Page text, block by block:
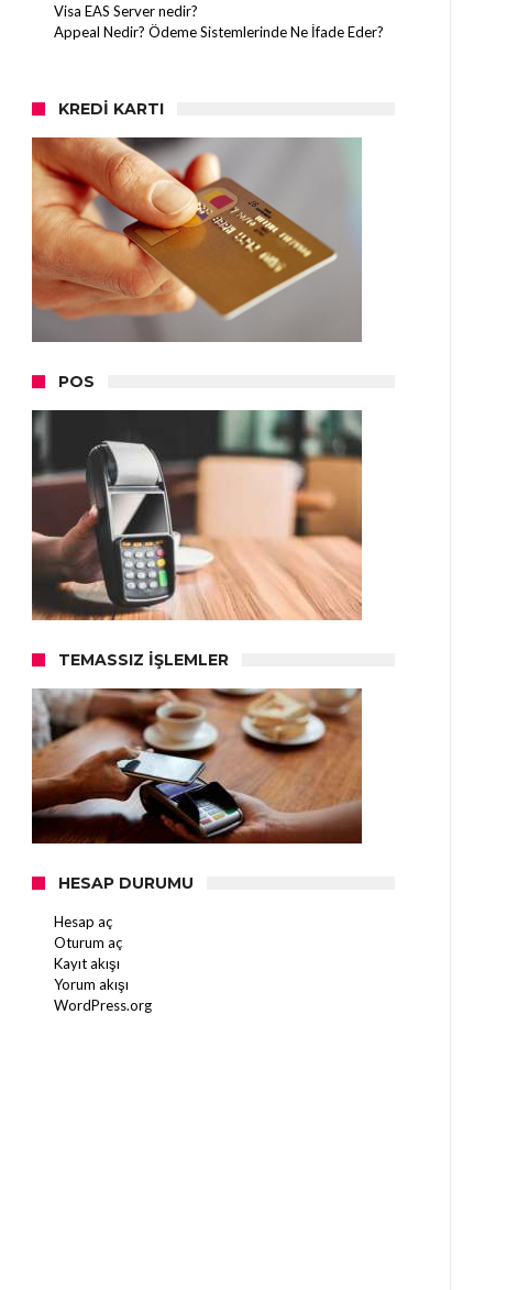
Visa EAS Server nedir?
Appeal Nedir? Ödeme Sistemlerinde Ne İfade Eder?
KREDI KARTI
POS
TEMASSIZ İŞLEMLER
HESAP DURUMU
Hesap aç
Oturum aç
Kayıt akışı
Yorum akışı
WordPress.org